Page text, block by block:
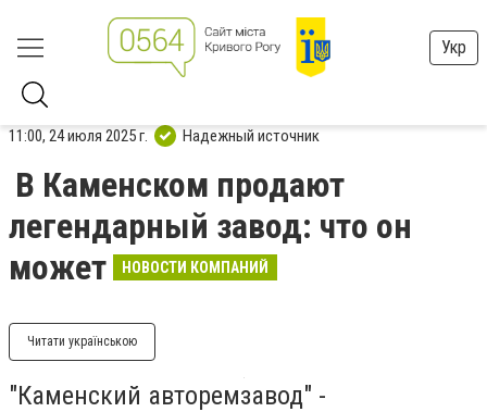
Укр
11:00, 24 июля 2025 г. Надежный источник
В Каменском продают
легендарный завод: что он
может
НОВОСТИ КОМПАНИЙ
Читати українською
"Каменский авторемзавод" -